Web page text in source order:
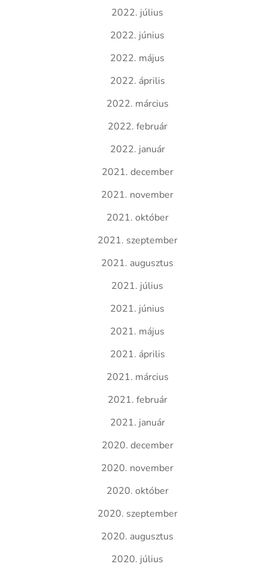
2022. július
2022. június
2022. május
2022. április
2022. március
2022. február
2022. január
2021. december
2021. november
2021. október
2021. szeptember
2021. augusztus
2021. július
2021. június
2021. május
2021. április
2021. március
2021. február
2021. január
2020. december
2020. november
2020. október
2020. szeptember
2020. augusztus
2020. július